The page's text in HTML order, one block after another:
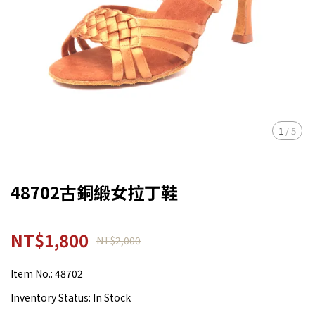
1 /5
48702古銅緞女拉丁鞋
NT$1,800 NT$2,000
Item No.: 48702
Inventory Status: In Stock